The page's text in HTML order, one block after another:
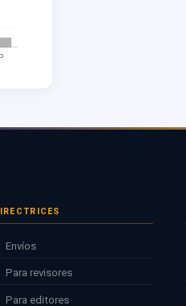
Envíos
Para revisores
Para editores